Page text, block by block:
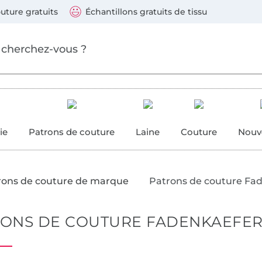
gratuits Échantillons gratuits de tissu
Patrons de couture Laine Couture
de couture de marque Patrons de couture
DE COUTURE FADENKAEFER
suivants : Visa, Mastercard, Carte bleue, PayPal,